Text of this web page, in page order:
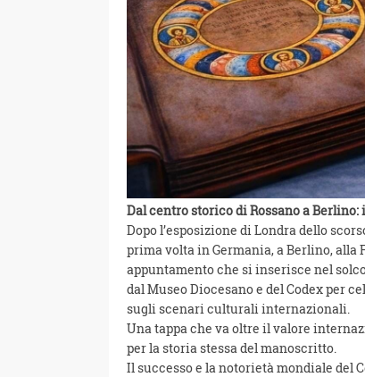
Dal centro storico di Rossano a Berlino:
Dopo l’esposizione di Londra dello
prima volta in Germania, a Berlino, alla
appuntamento che si inserisce nel
dal Museo Diocesano e del Codex per
sugli scenari culturali internazionali.
Una tappa che va oltre il valore
per la storia stessa del manoscritto.
Il successo e la notorietà mondiale del